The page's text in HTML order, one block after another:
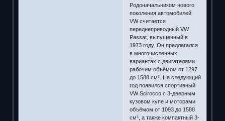
Родоначальником нового
поколения автомобилей
VW считается
переднеприводный VW
Passat, выпущенный в
1973 году. Он предлагался
в многочисленных
вариантах с двигателями
рабочим объёмом от 1297
до 1588 см³. На следующий
год появился спортивный
VW Scirocco с 3-дверным
кузовом купе и моторами
объёмом от 1093 до 1588
см³, а также компактный 3-